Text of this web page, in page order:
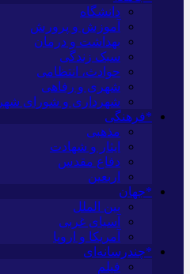
دانشگاه
آموزش و پرورش
بهداشت و درمان
سبک زندگی
حوادث، انتظامی
شهری و رفاهی
شهرداری و شورای شهر
*فرهنگی
مذهبی
ایثار و شهادت
دفاع مقدس
اربعین
*جهان
بین الملل
آسیای غربی
آمریکا و اروپا
*چندرسانه‌ای
فیلم